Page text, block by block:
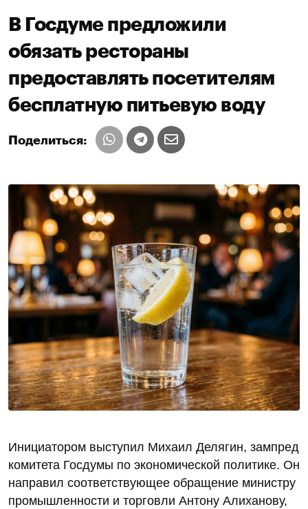
В Госдуме предложили
обязать рестораны
предоставлять посетителям
бесплатную питьевую воду
Поделиться:
Инициатором выступил Михаил Делягин, зампред
комитета Госдумы по экономической политике. Он
направил соответствующее обращение министру
промышленности и торговли Антону Алиханову,